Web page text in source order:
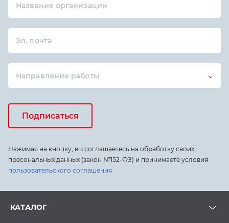
Название организации
Эл. почта
Направление работы
Подписаться
Нажимая на кнопку, вы соглашаетесь на обработку своих
пресональных данных (закон №152-ФЗ) и принимаете условия
пользовательского соглашения
КАТАЛОГ